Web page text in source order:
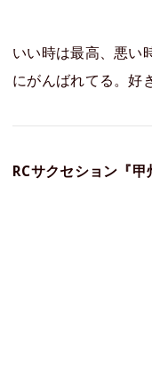
いい時は最高、悪い
にがんばれてる。好
RCサクセション『甲